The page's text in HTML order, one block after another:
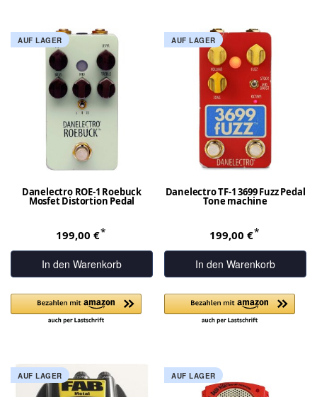
AUF LAGER
Danelectro ROE-1 Roebuck
Mosfet Distortion Pedal
199,00 €*
In den Warenkorb
AUF LAGER
Danelectro TF-1 3699 Fuzz Pedal
Tone machine
199,00 €*
In den Warenkorb
AUF LAGER AUF LAGER